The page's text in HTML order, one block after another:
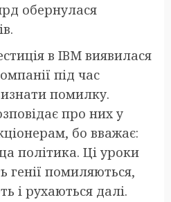
обернулася
в IBM виявилася
під час
помилку.
про них у
бо вважає:
політика. Ці уроки
генії помиляються,
і рухаються далі.